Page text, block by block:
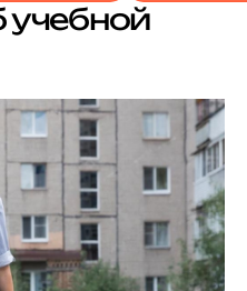
учебной